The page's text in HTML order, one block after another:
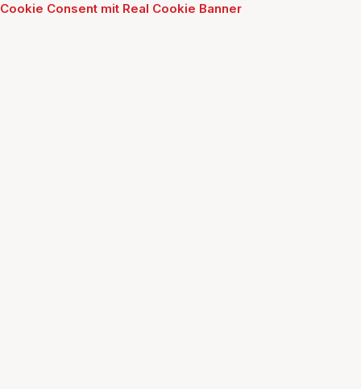
Cookie Consent mit Real Cookie Banner